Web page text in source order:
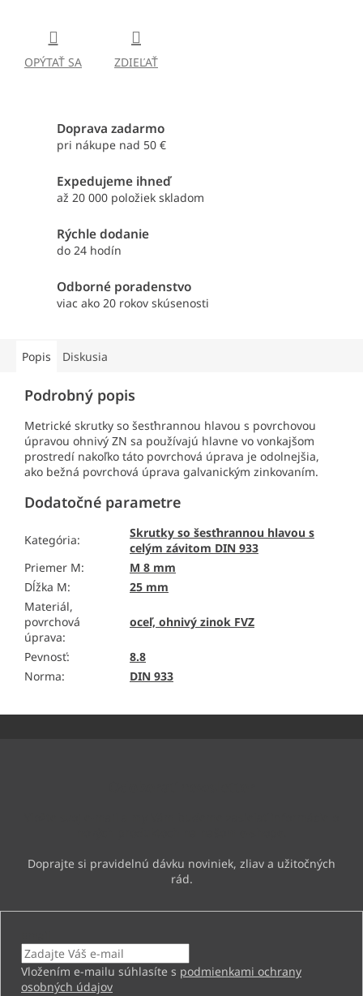
OPÝTAŤ SA ZDIEĽAŤ
Doprava zadarmo
pri nákupe nad 50 €
Expedujeme ihneď
až 20 000 položiek skladom
Rýchle dodanie
do 24 hodín
Odborné poradenstvo
viac ako 20 rokov skúsenosti
Popis Diskusia
Podrobný popis
Metrické skrutky so šesťhrannou hlavou s povrchovou
úpravou ohnivý ZN sa používajú hlavne vo vonkajšom
prostredí nakoľko táto povrchová úprava je odolnejšia,
ako bežná povrchová úprava galvanickým zinkovaním.
Dodatočné parametre
Kategória:
Skrutky so šesťhrannou hlavou s
celým závitom DIN 933
Priemer M:
M 8 mm
Dĺžka M:
25 mm
Materiál,
povrchová
úprava:
oceľ, ohnivý zinok FVZ
Pevnosť:
8.8
Norma: DIN 933
Vložením e-mailu súhlasíte s podmienkami ochrany
osobných údajov